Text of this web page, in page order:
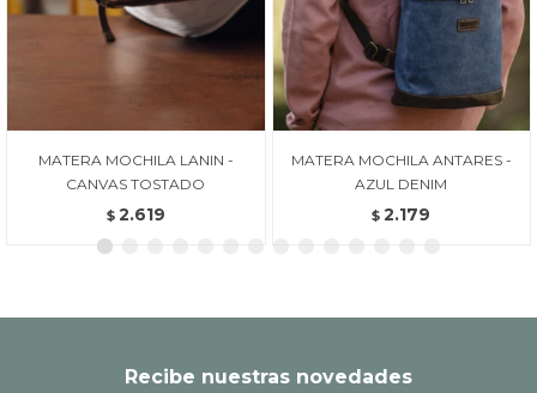
MATERA MOCHILA LANIN -
CANVAS TOSTADO
$ 2.619
MATERA MOCHILA ANTARES -
AZUL DENIM
$ 2.179
Recibe nuestras novedades